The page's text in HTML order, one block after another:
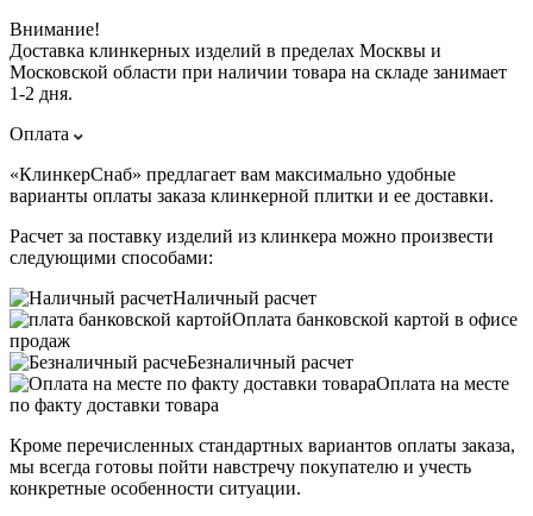
Внимание!
Доставка клинкерных изделий в пределах Москвы и
Московской области при наличии товара на складе занимает
1-2 дня.
Оплата
«КлинкерСнаб» предлагает вам максимально удобные
варианты оплаты заказа клинкерной плитки и ее доставки.
Расчет за поставку изделий из клинкера можно произвести
следующими способами:
Наличный расчет
Оплата банковской картой в офисе
продаж
Безналичный расчет
Оплата на месте
по факту доставки товара
Кроме перечисленных стандартных вариантов оплаты заказа,
мы всегда готовы пойти навстречу покупателю и учесть
конкретные особенности ситуации.